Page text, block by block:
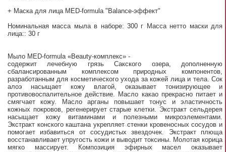
+ Маска для лица MED-formula "Balance-эффект"
Номинальная масса мыла в наборе: 300 г Масса нетто маски для
лица:: 30 г
Мыло MED-formula «Beauty-комплекс» -
содержит лечебную грязь Сакского озера, дополненную
сбалансированным комплексом природных компонентов,
разработанным для косметического ухода за кожей лица и тела. Сок
алоэ насыщает кожу влагой, оказывает тонизирующее и
противовоспалительное действие. Масло какао прекрасно питает и
смягчает кожу. Масло арганы повышает тонус и эластичность
кожных покровов, регенерирует старые клетки. Экстракт сельдерея
насыщает кожу витаминами и полезными микроэлементами.
Экстракт конского каштана укрепляет стенки кровеносных сосудов и
помогает избавиться от сосудистых звездочек. Экстракт плюща
восстанавливает упругость кожи и выводит токсины. Молотая корица
мягко массирует. Композиция эфирных масел оказывает